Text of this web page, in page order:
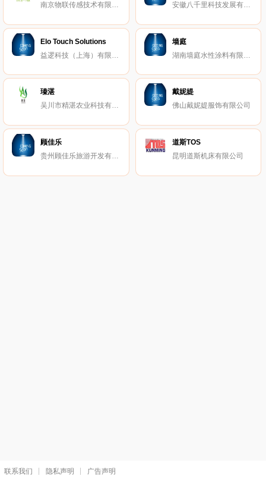
南京物联传感技术有限公司
安徽八千里科技发展有限公司
Elo Touch Solutions
墙庭
瑧湛
吴川市精湛农业科技有限公司
戴妮媞
佛山戴妮媞服饰有限公司
顾佳乐
贵州顾佳乐旅游开发有限公司
道斯TOS
昆明道斯机床有限公司
联系我们 隐私声明 广告声明